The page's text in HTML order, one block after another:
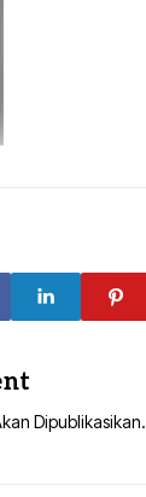
Dipublikasikan.